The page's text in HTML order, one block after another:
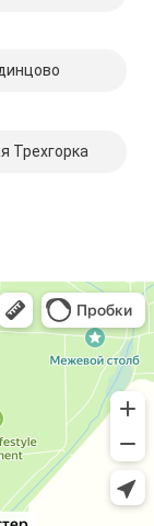
Трехгорка